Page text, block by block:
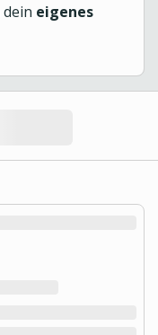
dein eigenes